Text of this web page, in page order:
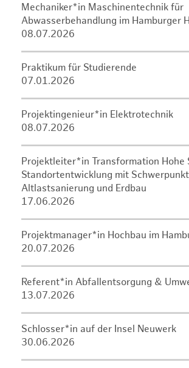
Mechaniker*in Maschinentechnik für
Abwasserbehandlung im Hamburger
08.07.2026
Praktikum für Studierende
07.01.2026
Projektingenieur*in Elektrotechnik
08.07.2026
Projektleiter*in Transformation Hohe
Standortentwicklung mit Schwerpunkt
Altlastsanierung und Erdbau
17.06.2026
Projektmanager*in Hochbau im
20.07.2026
Referent*in Abfallentsorgung &
13.07.2026
Schlosser*in auf der Insel Neuwerk
30.06.2026